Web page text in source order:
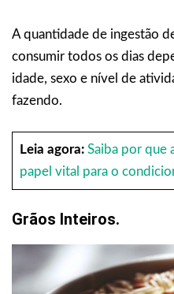
A quantidade de ingestão
consumir todos os dias
idade, sexo e nível de
fazendo.
Leia agora:Saiba por que
papel vital para o
Grãos Inteiros.